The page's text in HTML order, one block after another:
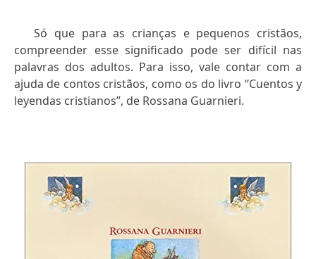
Só que para as crianças e pequenos cristãos,
compreender esse significado pode ser difícil nas
palavras dos adultos. Para isso, vale contar com a
ajuda de contos cristãos, como os do livro “Cuentos y
leyendas cristianos”, de Rossana Guarnieri.